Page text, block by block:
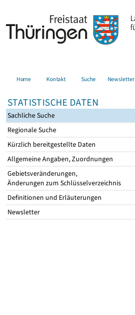
Home Kontakt Suche Newsletter
STATISTISCHE DATEN
Sachliche Suche
Regionale Suche
Kürzlich bereitgestellte Daten
Allgemeine Angaben, Zuordnungen
Gebietsveränderungen,
Änderungen zum Schlüsselverzeichnis
Definitionen und Erläuterungen
Newsletter